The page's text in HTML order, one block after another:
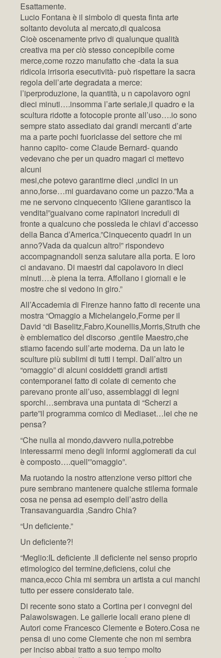
Esattamente.
Lucio Fontana è il simbolo di questa finta arte
soltanto devoluta al mercato,di qualcosa
Cioè oscenamente privo di qualunque qualità
creativa ma per ciò stesso concepibile come
merce,come rozzo manufatto che -data la sua
ridicola irrisoria esecutività- può rispettare la sacra
regola dell’arte degradata a merce:
l’iperproduzione, la quantità, u n capolavoro ogni
dieci minuti….insomma l’arte seriale,il quadro e la
scultura ridotte a fotocopie pronte all’uso….io sono
sempre stato assediato dai grandi mercanti d’arte
ma a parte pochi fuoriclasse del settore che mi
hanno capito- come Claude Bernard- quando
vedevano che per un quadro magari ci mettevo
alcuni
mesi,che potevo garantirne dieci ,undici in un
anno,forse…mi guardavano come un pazzo.”Ma a
me ne servono cinquecento !Gliene garantisco la
vendita!”guaivano come rapinatori increduli di
fronte a qualcuno che possieda le chiavi d’accesso
della Banca d’America.”Cinquecento quadri in un
anno?Vada da qualcun altro!” rispondevo
accompagnandoli senza salutare alla porta. E loro
ci andavano. Di maestri dal capolavoro in dieci
minuti….è piena la terra. Affollano i giornali e le
mostre che si vedono in giro.”
All’Accademia di Firenze hanno fatto di recente una
mostra “Omaggio a Michelangelo,Forme per il
David “di Baselitz,Fabro,Kounellis,Morris,Struth che
è emblematico del discorso ,gentile Maestro,che
stiamo facendo sull’arte moderna. Da un lato le
sculture più sublimi di tutti i tempi. Dall’altro un
“omaggio” di alcuni cosiddetti grandi artisti
contemporanei fatto di colate di cemento che
parevano pronte all’uso, assemblaggi di legni
sporchi…sembrava una puntata di “Scherzi a
parte”il programma comico di Mediaset…lei che ne
pensa?
“Che nulla al mondo,davvero nulla,potrebbe
interessarmi meno degli informi agglomerati da cui
è composto….quell'”omaggio”.
Ma ruotando la nostro attenzione verso pittori che
pure sembrano mantenere qualche stilema formale
cosa ne pensa ad esempio dell’astro della
Transavanguardia ,Sandro Chia?
“Un deficiente.”
Un deficiente?!
“Meglio:IL deficiente .Il deficiente nel senso proprio
etimologico del termine,deficiens, colui che
manca,ecco Chia mi sembra un artista a cui manchi
tutto per essere considerato tale.
Di recente sono stato a Cortina per i convegni del
Palawolswagen. Le gallerie locali erano piene di
Autori come Francesco Clemente e Botero.Cosa ne
pensa di uno come Clemente che non mi sembra
per inciso abbai tratto a suo tempo molto